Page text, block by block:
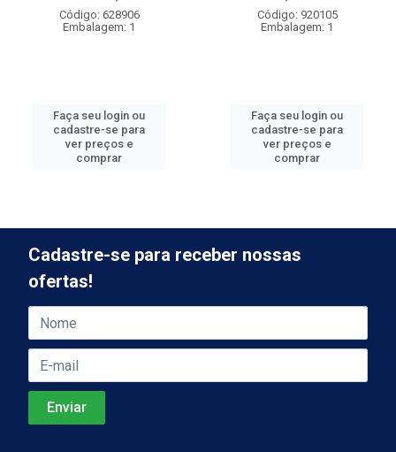
Código: 628906
Embalagem: 1
Faça seu login ou
cadastre-se para
ver preços e
comprar
Código: 920105
Embalagem: 1
Faça seu login ou
cadastre-se para
ver preços e
comprar
Cadastre-se para receber nossas
ofertas!